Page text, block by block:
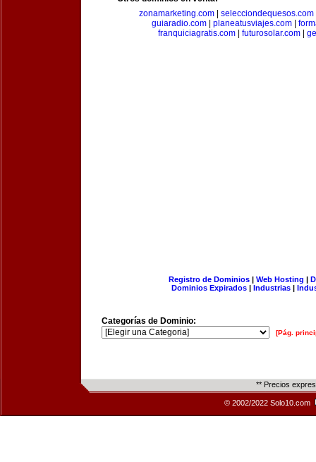
zonamarketing.com| selecciondequesos.com
guiaradio.com
planeatusviajes.com
franquiciagratis.com
futurosolar.com
Registro de Dominios| Web Hosting |
Dominios Expirados | Industrias |
Categorías de Dominio:
[Pág.
** Precios
© 2002/2022 Solo10.com